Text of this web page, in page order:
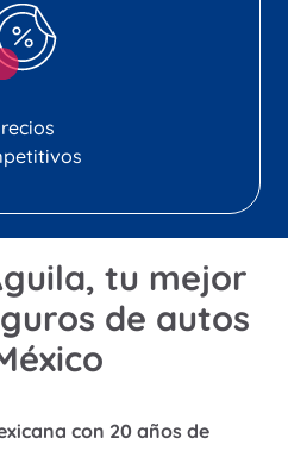
tu mejor
de autos
con 20 años de